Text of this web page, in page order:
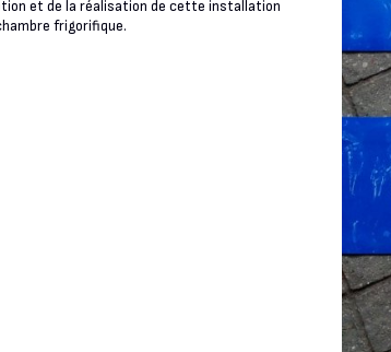
et de la réalisation de cette installation
frigorifique.